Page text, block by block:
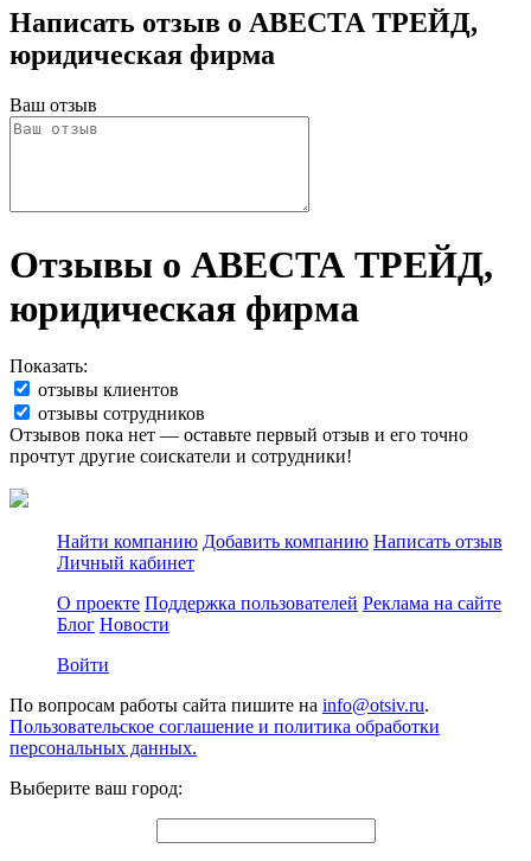
Написать отзыв о АВЕСТА ТРЕЙД,
юридическая фирма
Ваш отзыв
Отзывы о АВЕСТА ТРЕЙД,
юридическая фирма
Показать:
отзывы клиентов
отзывы сотрудников
Отзывов пока нет — оставьте первый отзыв и его точно
прочтут другие соискатели и сотрудники!
Найти компанию Добавить компанию Написать отзыв
Личный кабинет
О проекте Поддержка пользователей Реклама на сайте
Блог Новости
Войти
По вопросам работы сайта пишите на info@otsiv.ru.
Пользовательское соглашение и политика обработки
персональных данных.
Выберите ваш город: